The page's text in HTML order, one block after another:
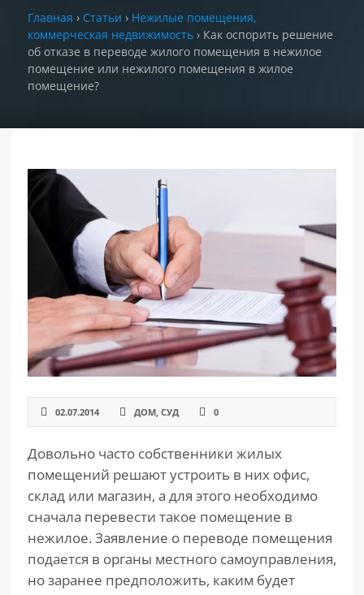
Главная › Статьи › Нежилые помещения,
коммерческая недвижимость › Как оспорить решение
об отказе в переводе жилого помещения в нежилое
помещение или нежилого помещения в жилое
помещение?
02.07.2014 ДОМ, СУД 0
Довольно часто собственники жилых
помещений решают устроить в них офис,
склад или магазин, а для этого необходимо
сначала перевести такое помещение в
нежилое. Заявление о переводе помещения
подается в органы местного самоуправления,
но заранее предположить, каким будет